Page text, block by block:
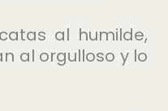
al humilde,
al orgulloso y lo